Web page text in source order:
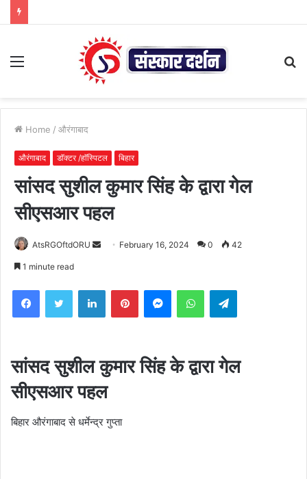
Menu
Home / औरंगाबाद
औरंगाबाद डाॅक्टर /हाॅस्पिटल बिहार
सांसद सुशील कुमार सिंह के द्वारा गेल
सीएसआर पहल
AtsRGOftdORU
Send February 16, 2024 0 42
1 minute read
FacebookTwitter LinkedInPinterestMessengerWhatsAppTelegram
सांसद सुशील कुमार सिंह के द्वारा गेल
सीएसआर पहल
बिहार औरंगाबाद से धर्मेन्द्र गुप्ता